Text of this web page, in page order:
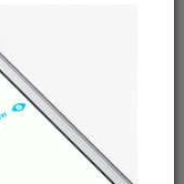
از تخفیف‌ها و